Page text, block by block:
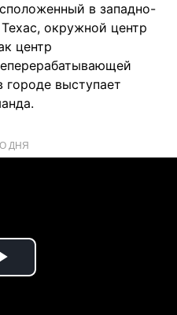
в западно-
окружной центр
центр
выступает
ДНЯ
Play